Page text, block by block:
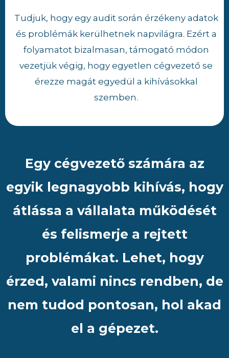
Tudjuk, hogy egy audit során érzékeny adatok
és problémák kerülhetnek napvilágra. Ezért a
folyamatot bizalmasan, támogató módon
vezetjük végig, hogy egyetlen cégvezető se
érezze magát egyedül a kihívásokkal
szemben.
Egy cégvezető számára az
egyik legnagyobb kihívás, hogy
átlássa a vállalata működését
és felismerje a rejtett
problémákat. Lehet, hogy
érzed, valami nincs rendben, de
nem tudod pontosan, hol akad
el a gépezet.